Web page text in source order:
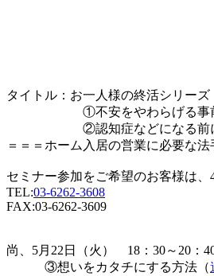
タイトル：お一人様の終活シリーズ
①不安をやわらげる事前
②認知症などになる前に考
＝＝＝ホーム入居の営業に必要な
セミナー参加をご希望のお客様は、
TEL:03-6262-3608
FAX:03-6262-3609
尚、5月22日（火） 18：30～20：
③想いをカタチにする方法（